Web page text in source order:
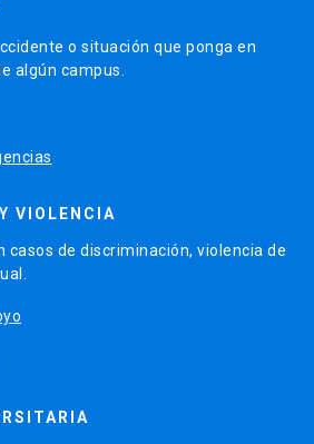
o situación que ponga en
algún campus.
VIOLENCIA
casos de discriminación, violencia de